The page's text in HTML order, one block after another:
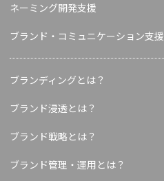
ネーミング開発支援
ブランド・コミュニケーション支援
ブランディングとは？
ブランド浸透とは？
ブランド戦略とは？
ブランド管理・運用とは？